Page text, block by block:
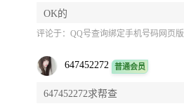
OK的
评论于：QQ号查询绑定手机号码网页版
647452272 普通会员
647452272求帮查